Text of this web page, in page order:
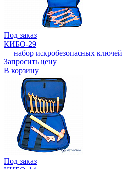
Под заказ
КИБО-29
— набор искробезопасных ключей
Запросить цену
В корзину
Под заказ